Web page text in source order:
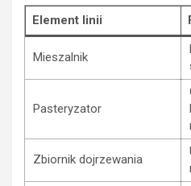
Element linii
Mieszalnik
Pasteryzator
Zbiornik dojrzewania